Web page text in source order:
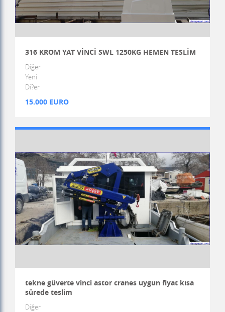
316 KROM YAT VİNCİ SWL 1250KG HEMEN TESLİM
Diğer
Yeni
Di?er
15.000 EURO
tekne güverte vinci astor cranes uygun fiyat kısa
sürede teslim
Diğer